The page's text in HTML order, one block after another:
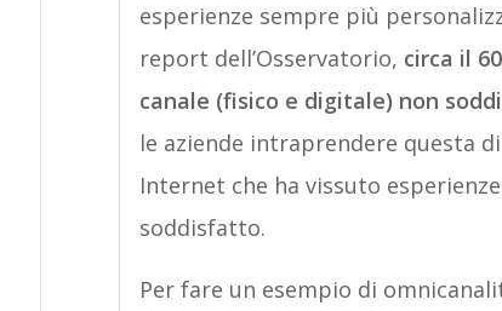
esperienze sempre più
report dell’Osservatorio, circa il
canale (fisico e digitale) non
le aziende intraprendere questa
Internet che ha vissuto
soddisfatto.
Per fare un esempio di